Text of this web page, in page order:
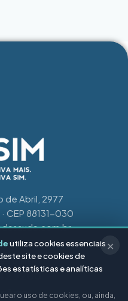
de Abril, 2977
CEP 88131-030
9200
utiliza cookies essenciais
site e cookies de
estatísticas e analíticas
o uso de cookies, ou, ainda,
✕